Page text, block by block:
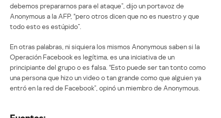
debemos prepararnos para el ataque”, dijo un portavoz de
Anonymous a la AFP, “pero otros dicen que no es nuestro y que
todo esto es estúpido”.
En otras palabras, ni siquiera los mismos Anonymous saben si la
Operación Facebook es legítima, es una iniciativa de un
principiante del grupo o es falsa. “Esto puede ser tan tonto como
una persona que hizo un video o tan grande como que alguien ya
entró en la red de Facebook”, opinó un miembro de Anonymous.